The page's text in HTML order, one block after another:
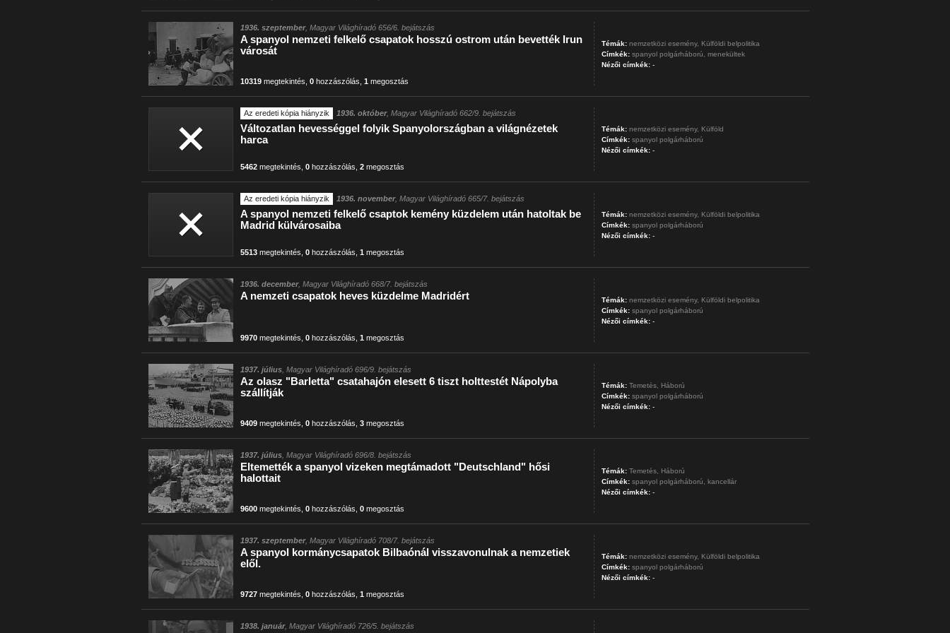
1936. szeptember, Magyar Világhíradó 656/6. bejátszás
A spanyol nemzeti felkelő csapatok hosszú ostrom után bevették Irun
városát
10319megtekintés 0hozzászólás 1 megosztás
Témák: nemzetközi esemény, Külföldi belpolitika
Címkék: spanyol polgárháború,
menekültek
Nézői címkék:-
Az eredeti kópia hiányzik 1936. október, Magyar Világhíradó 662/9. bejátszás
Változatlan hevességgel folyik Spanyolországban a világnézetek
harca
5462megtekintés 0hozzászólás 2megosztás
Témák: nemzetközi esemény, Külföld
Címkék: spanyol polgárháború
Nézői címkék:-
Az eredeti kópia hiányzik 1936. november, Magyar Világhíradó 665/7. bejátszás
A spanyol nemzeti felkelő csaptok kemény küzdelem után hatoltak be
Madrid külvárosaiba
5513megtekintés 0hozzászólás 1 megosztás
Témák: nemzetközi esemény, Külföldi belpolitika
Címkék: spanyol polgárháború
Nézői címkék:-
1936. december, Magyar Világhíradó 668/7. bejátszás
A nemzeti csapatok heves küzdelme Madridért
9970megtekintés 0hozzászólás 1 megosztás
Témák: nemzetközi esemény, Külföldi belpolitika
Címkék: spanyol polgárháború
Nézői címkék:-
1937. július, Magyar Világhíradó 696/9. bejátszás
Az olasz "Barletta" csatahajón elesett 6 tiszt holttestét Nápolyba
szállítják
9409megtekintés 0hozzászólás 3megosztás
Témák: Temetés,
Háború
Címkék: spanyol polgárháború
Nézői címkék:-
1937. július, Magyar Világhíradó 696/8. bejátszás
Eltemették a spanyol vizeken megtámadott "Deutschland" hősi
halottait
9600megtekintés 0hozzászólás 0megosztás
Témák: Temetés,
Háború
Címkék: spanyol polgárháború,
kancellár
Nézői címkék:-
1937. szeptember, Magyar Világhíradó 708/7. bejátszás
A spanyol kormánycsapatok Bilbaónál visszavonulnak a nemzetiek
elől.
9727megtekintés 0hozzászólás 1 megosztás
Témák: nemzetközi esemény, Külföldi belpolitika
Címkék: spanyol polgárháború
Nézői címkék:-
1938. január, Magyar Világhíradó 726/5. bejátszás